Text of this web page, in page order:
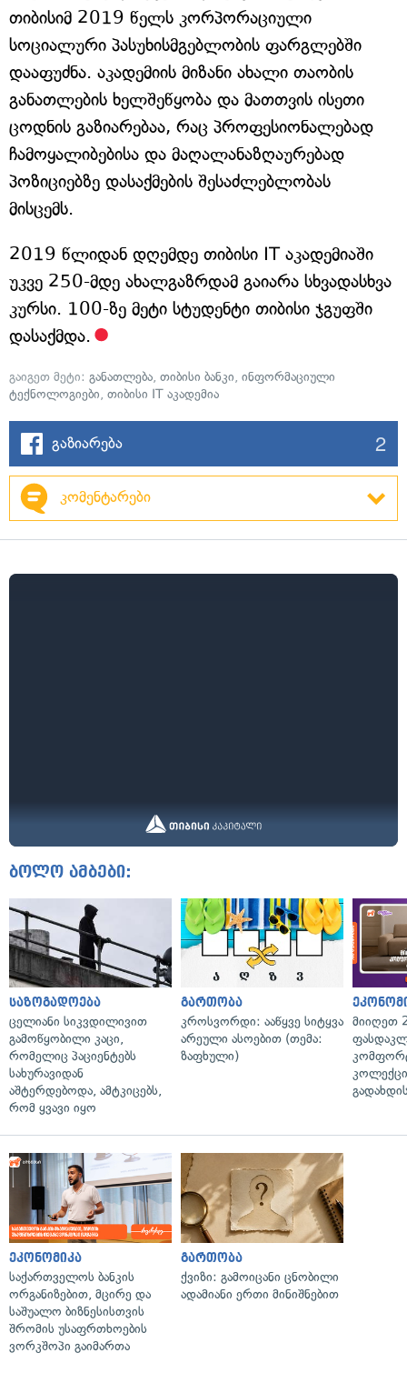
თიბისიმ 2019 წელს კორპორაციული
სოციალური პასუხისმგებლობის ფარგლებში
დააფუძნა. აკადემიის მიზანი ახალი თაობის
განათლების ხელშეწყობა და მათთვის ისეთი
ცოდნის გაზიარებაა, რაც პროფესიონალებად
ჩამოყალიბებისა და მაღალანაზღაურებად
პოზიციებზე დასაქმების შესაძლებლობას
მისცემს.
2019 წლიდან დღემდე თიბისი IT აკადემიაში
უკვე 250-მდე ახალგაზრდამ გაიარა სხვადასხვა
კურსი. 100-ზე მეტი სტუდენტი თიბისი ჯგუფში
დასაქმდა.
გაიგეთ მეტი: განათლება, თიბისი ბანკი, ინფორმაციული
ტექნოლოგიები, თიბისი IT აკადემია
გაზიარება 2
კომენტარები
ბოლო ამბები:
საზოგადოება
ცელიანი სიკვდილივით
გამოწყობილი კაცი,
რომელიც პაციენტებს
სახურავიდან
აშტერდებოდა, ამტკიცებს,
რომ ყვავი იყო
გართობა
კროსვორდი: ააწყვე სიტყვა
არეული ასოებით (თემა:
ზაფხული)
მიიღეთ
ეკონომიკა
საქართველოს ბანკის
ორგანიზებით, მცირე და
საშუალო ბიზნესისთვის
შრომის უსაფრთხოების
ვორკშოპი გაიმართა
გართობა
ქვიზი: გამოიცანი ცნობილი
ადამიანი ერთი მინიშნებით